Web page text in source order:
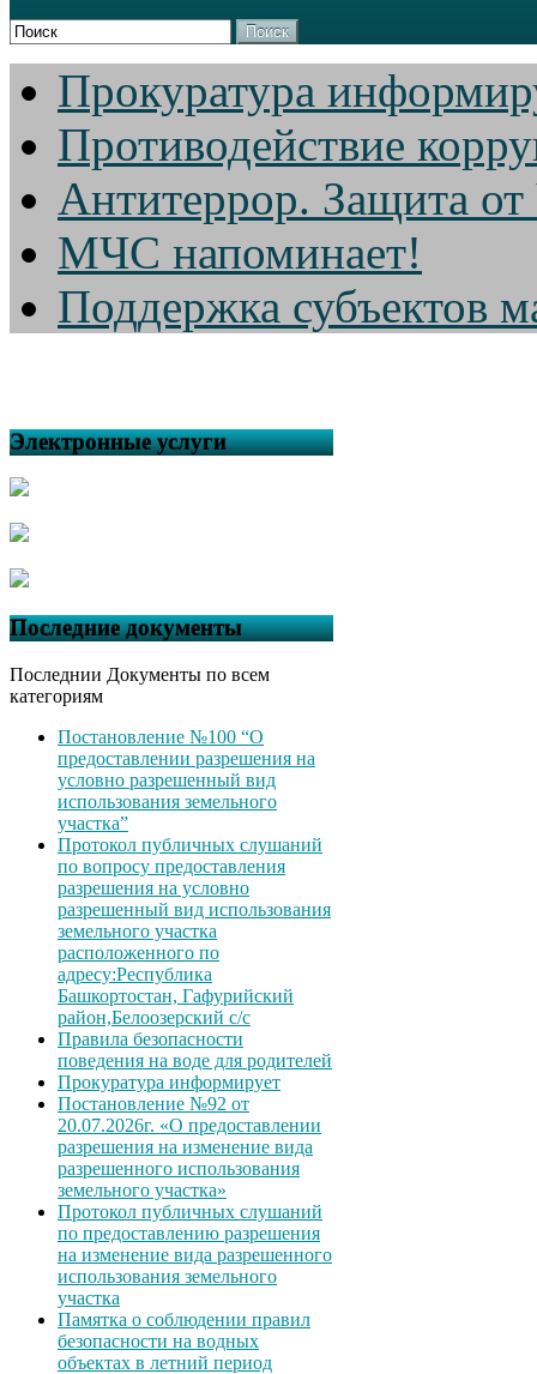
Поиск
Прокуратура
Противодействие
Антитеррор. Защита
МЧС напоминает!
Поддержка субъектов
Электронные услуги
Последние документы
Последнии Документы по всем
категориям
Постановление №100 “О
предоставлении разрешения на
условно разрешенный вид
использования земельного
участка”
Протокол публичных слушаний
по вопросу предоставления
разрешения на условно
разрешенный вид использования
земельного участка
расположенного по
адресу:Республика
Башкортостан, Гафурийский
район,Белоозерский с/с
Правила безопасности
поведения на воде для родителей
Прокуратура информирует
Постановление №92 от
20.07.2026г. «О предоставлении
разрешения на изменение вида
разрешенного использования
земельного участка»
Протокол публичных слушаний
по предоставлению разрешения
на изменение вида разрешенного
использования земельного
участка
Памятка о соблюдении правил
безопасности на водных
объектах в летний период